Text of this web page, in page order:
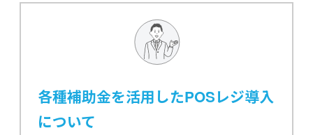
各種補助金を活用したPOSレジ導入
について